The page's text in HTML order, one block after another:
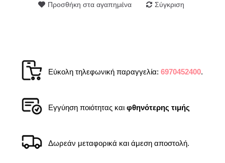
Προσθήκη στα αγαπημένα Σύγκριση
Εύκολη τηλεφωνική παραγγελία: 6970452400.
Εγγύηση ποιότητας και φθηνότερης τιμής
Δωρεάν μεταφορικά και άμεση αποστολή.